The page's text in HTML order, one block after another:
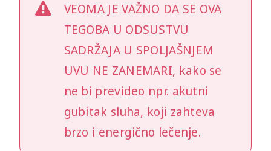
VEOMA JE VAŽNO DA SE OVA
TEGOBA U ODSUSTVU
SADRŽAJA U SPOLJAŠNJEM
UVU NE ZANEMARI, kako se
ne bi prevideo npr. akutni
gubitak sluha, koji zahteva
brzo i energično lečenje.
Petak 12:00h 16:00h